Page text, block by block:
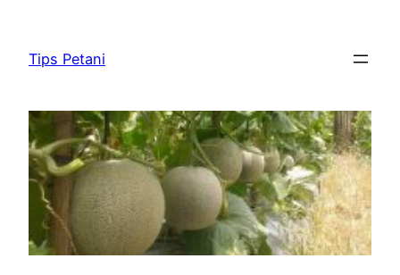
konten
Tips Petani